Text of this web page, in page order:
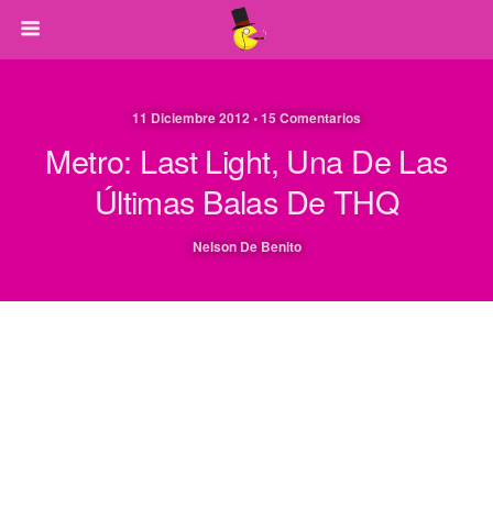
11 Diciembre 2012 • 15 Comentarios
Metro: Last Light, Una De Las
Últimas Balas De THQ
Nelson De Benito